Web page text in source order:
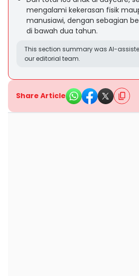
mengalami kekerasan fisik
manusiawi, dengan sebagian
di bawah dua tahun.
This section summary was AI-
our editorial team.
Share Article